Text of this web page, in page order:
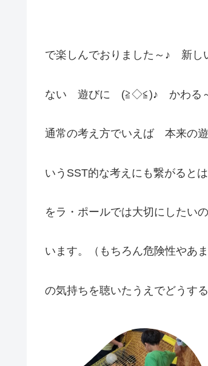
で楽しんでおりました～♪ 新
ない 遊びに (≧◇≦)♪ かわる
通常の考え方でいえば 本来
いうSST的な考えにも繋がる
をラ・ポールでは大切にした
います。（もちろん危険性やあ
の気持ちを聴いたうえでどうす